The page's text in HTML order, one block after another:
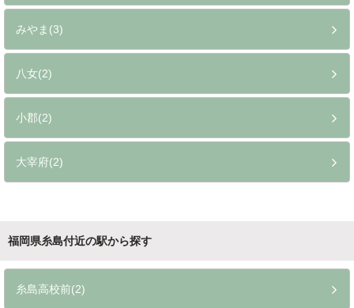
みやま(3)
八女(2)
小郡(2)
大宰府(2)
福岡県糸島付近の駅から探す
糸島高校前(2)